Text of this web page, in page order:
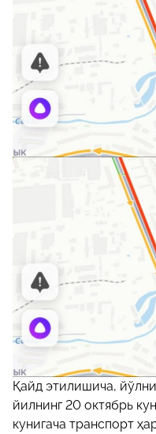
Қайд этилишича,
йилнинг 20 октябрь
кунигача транспорт